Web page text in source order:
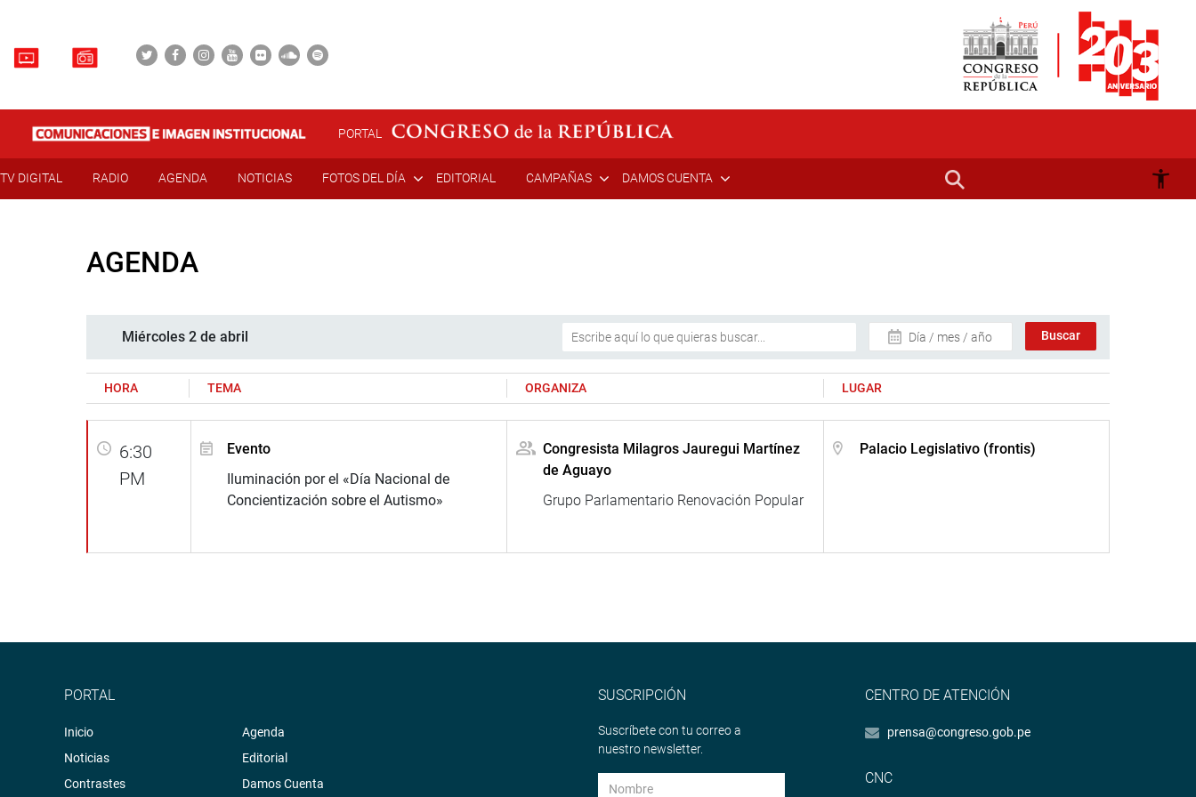
PORTAL
TV DIGITAL RADIO AGENDA NOTICIAS FOTOS DEL DÍA EDITORIAL CAMPAÑAS DAMOS CUENTA
AGENDA
Miércoles 2 de abril Día / mes / año
HORA TEMA ORGANIZA LUGAR
6:30
PM
Evento
Iluminación por el «Día Nacional de
Concientización sobre el Autismo»
Congresista Milagros Jauregui Martínez
de Aguayo
Grupo Parlamentario Renovación Popular
Palacio Legislativo (frontis)
PORTAL
Inicio
Noticias
Contrastes
Agenda
Editorial
Damos Cuenta
SUSCRIPCIÓN
Suscríbete con tu correo a
nuestro newsletter.
CENTRO DE ATENCIÓN
prensa@congreso.gob.pe
CNC